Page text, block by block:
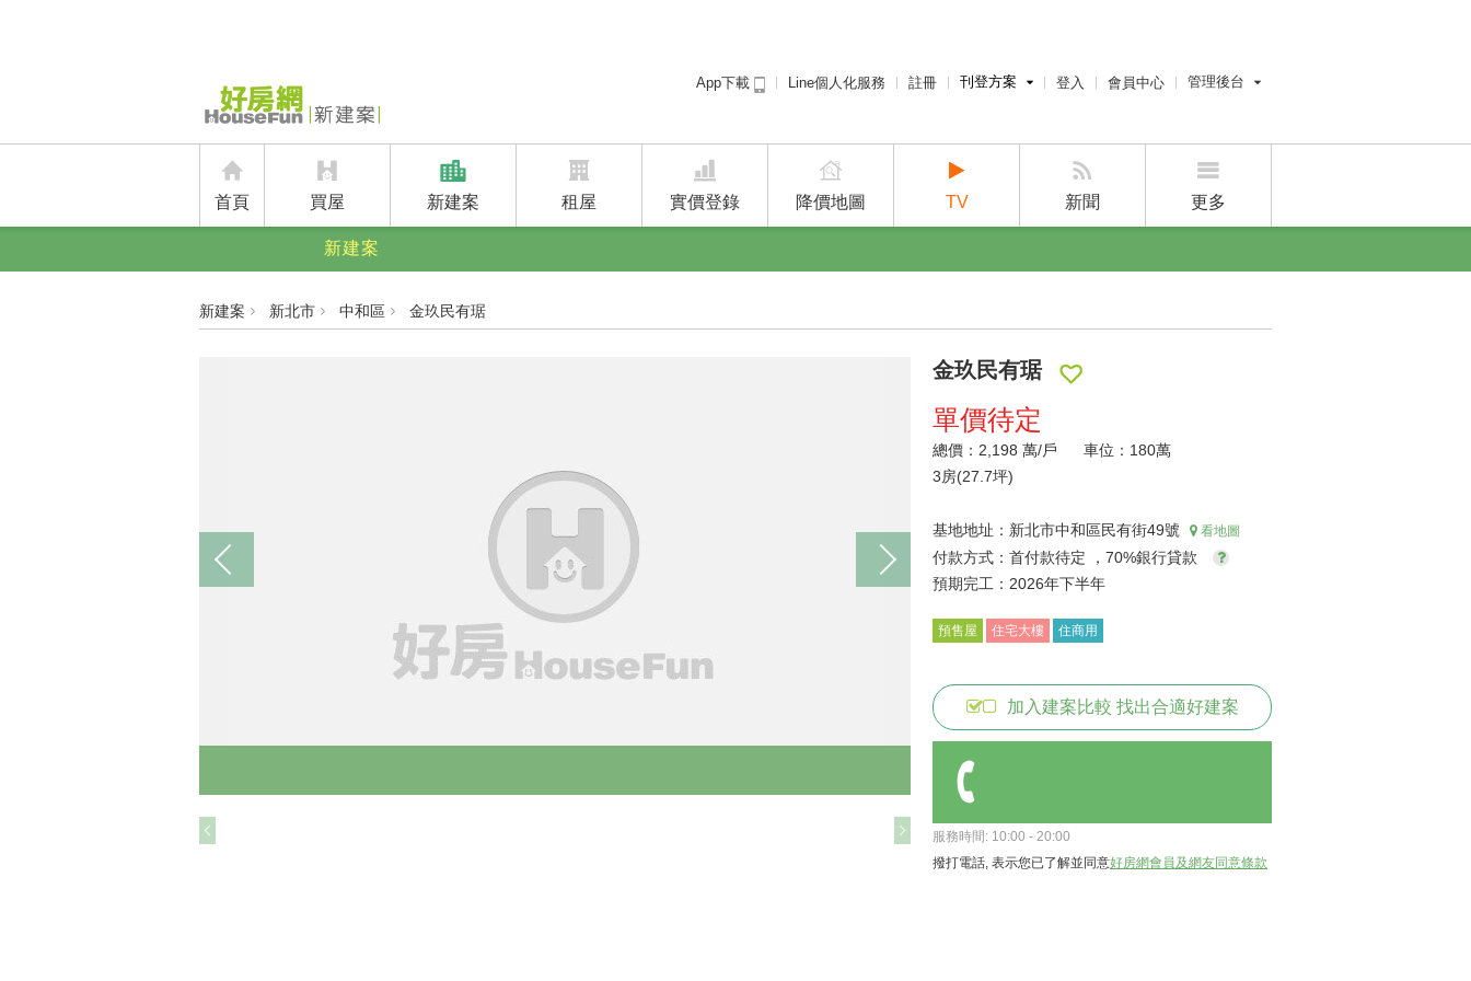
App下載 Line個人化服務 註冊 刊登方案
廣告刊登
建案刊登
登入 會員中心 管理後台
屋主管理後台
首頁 買屋 新建案 租屋 實價登錄 降價地圖 TV 新聞 更多
新建案
新建案 新北市 中和區 金玖民有琚
金玖民有琚
單價待定
總價：2,198 萬/戶 車位：180萬
3房(27.7坪)
基地地址： 新北市中和區民有街49號 看地圖
付款方式： 首付款待定 ，70%銀行貸款
預期完工： 2026年下半年
預售屋 住宅大樓 住商用
加入建案比較 找出合適好建案
服務時間: 10:00 - 20:00
撥打電話, 表示您已了解並同意好房網會員及網友同意條款